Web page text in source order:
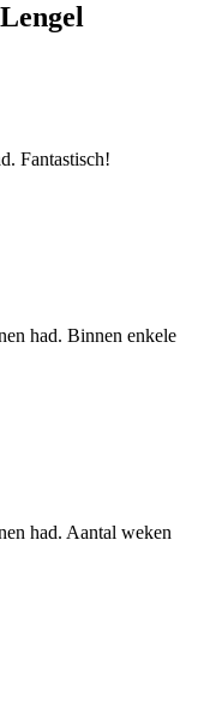
Fantastisch!
had. Binnen enkele
had. Aantal weken